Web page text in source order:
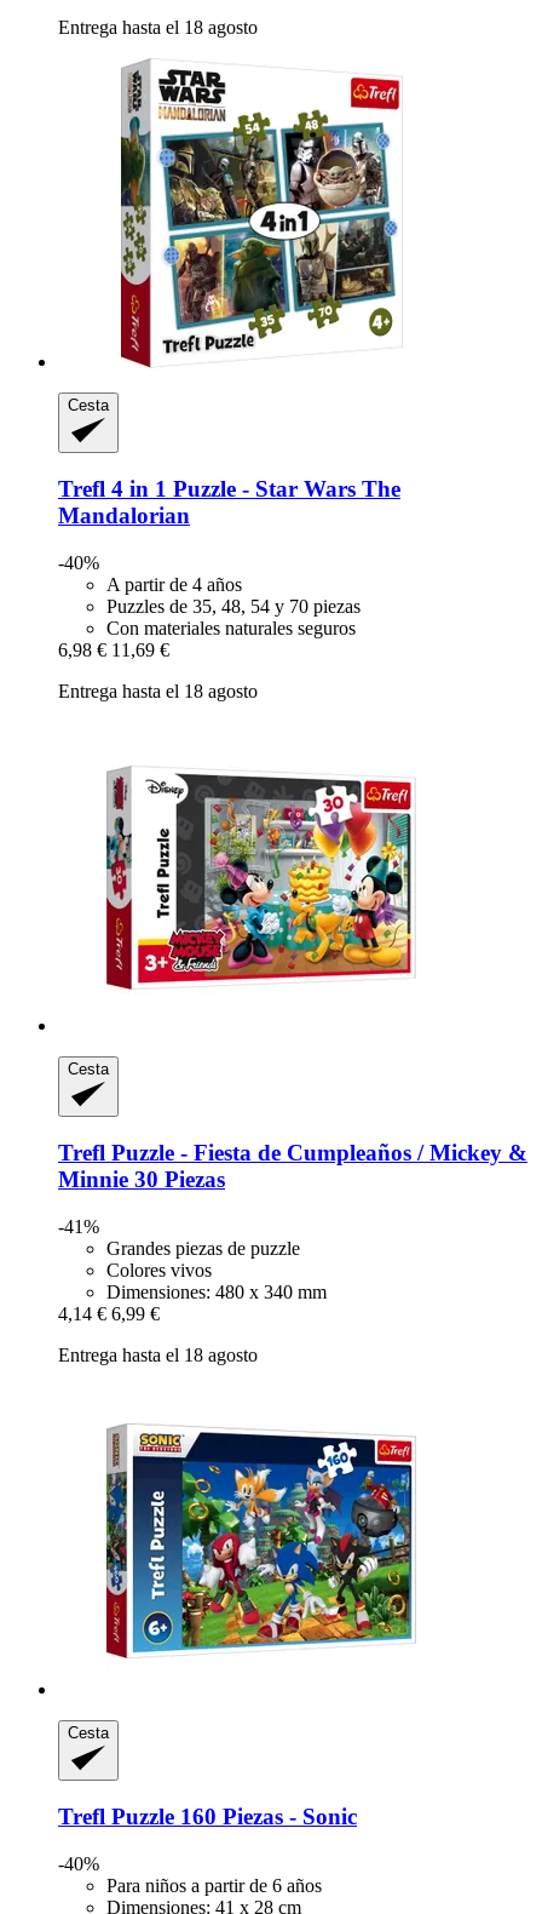
Entrega hasta el 18 agosto
Cesta
Trefl 4 in 1 Puzzle -​ Star Wars The
Mandalorian
-40%
A partir de 4 años
Puzzles de 35, 48, 54 y 70 piezas
Con materiales naturales seguros
6,98 € 11,69 €
Entrega hasta el 18 agosto
Cesta
Trefl Puzzle -​ Fiesta de Cumpleaños / Mickey &
Minnie 30 Piezas
-41%
Grandes piezas de puzzle
Colores vivos
Dimensiones: 480 x 340 mm
4,14 € 6,99 €
Entrega hasta el 18 agosto
Cesta
Trefl Puzzle 160 Piezas -​ Sonic
-40%
Para niños a partir de 6 años
Dimensiones: 41 x 28 cm